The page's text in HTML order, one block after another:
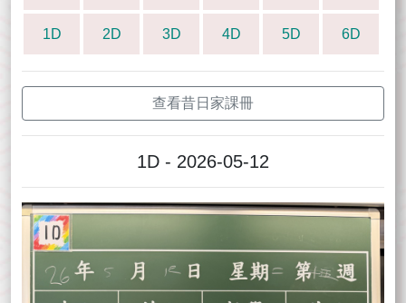
1D 2D 3D 4D 5D 6D
查看昔日家課冊
1D - 2026-05-12